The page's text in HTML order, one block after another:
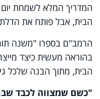
המדריך המלא לשמחת יום
הבית, אבל פותח את הדלת
הרמב"ם בספרו "משנה
בהוראה מעשית כיצד
הבית, מתוך הבנה שלכל
"כשם שמצווה לכבד